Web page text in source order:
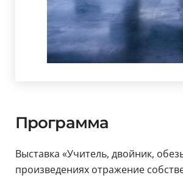
Программа
Выставка «Учитель, двойник,
произведениях отражение